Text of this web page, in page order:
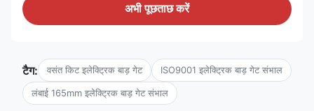
अभी पूछताछ करें
टैग: वसंत किट इलेक्ट्रिक बाड़ गेट ISO9001 इलेक्ट्रिक बाड़ गेट संभाल
लंबाई 165mm इलेक्ट्रिक बाड़ गेट संभाल